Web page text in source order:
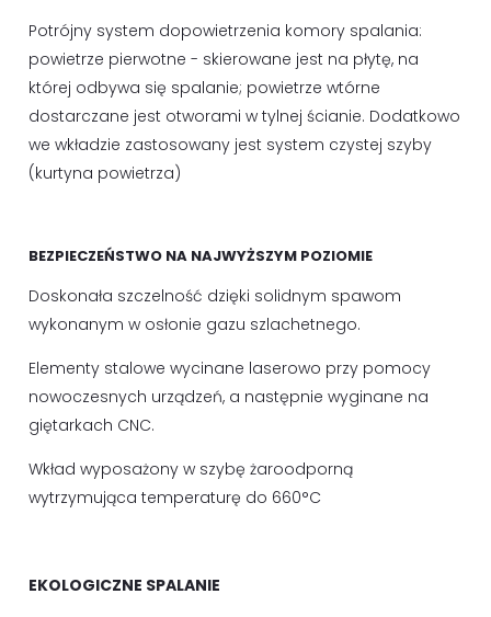
Potrójny system dopowietrzenia komory spalania:
powietrze pierwotne - skierowane jest na płytę, na
której odbywa się spalanie; powietrze wtórne
dostarczane jest otworami w tylnej ścianie. Dodatkowo
we wkładzie zastosowany jest system czystej szyby
(kurtyna powietrza)
BEZPIECZEŃSTWO NA NAJWYŻSZYM POZIOMIE
Doskonała szczelność dzięki solidnym spawom
wykonanym w osłonie gazu szlachetnego.
Elementy stalowe wycinane laserowo przy pomocy
nowoczesnych urządzeń, a następnie wyginane na
giętarkach CNC.
Wkład wyposażony w szybę żaroodporną
wytrzymująca temperaturę do 660°C
EKOLOGICZNE SPALANIE